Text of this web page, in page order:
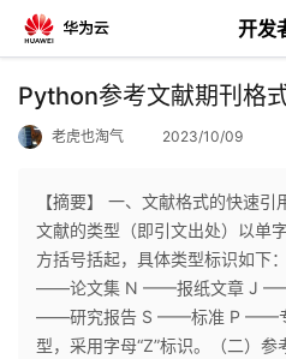
开发
返
个
人
我
Python参考文献期刊格
老虎也淘气 2023/10/09
【摘要】 一、文献格式的快速
文献的类型（即引文出处）以单
方括号括起，具体类型标识如
——论文集 N ——报纸文章 J
——研究报告 S ——标准 P ——专
型，采用字母“Z”标识。（二）